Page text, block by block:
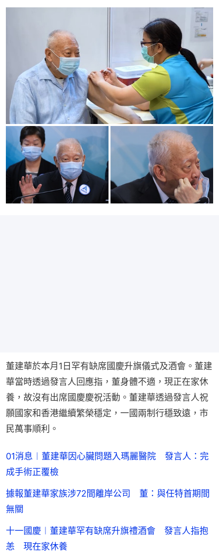
董建華於本月1日罕有缺席國慶升旗儀式及酒會。董建
華當時透過發言人回應指，董身體不適，現正在家休
養，故沒有出席國慶慶祝活動。董建華透過發言人祝
願國家和香港繼續繁榮穩定，一國兩制行穩致遠，市
民萬事順利。
01消息︱董建華因心臟問題入瑪麗醫院 發言人：完
成手術正覆檢
據報董建華家族涉72間離岸公司 董：與任特首期間
無關
十一國慶︱董建華罕有缺席升旗禮酒會 發言人指抱
恙 現在家休養